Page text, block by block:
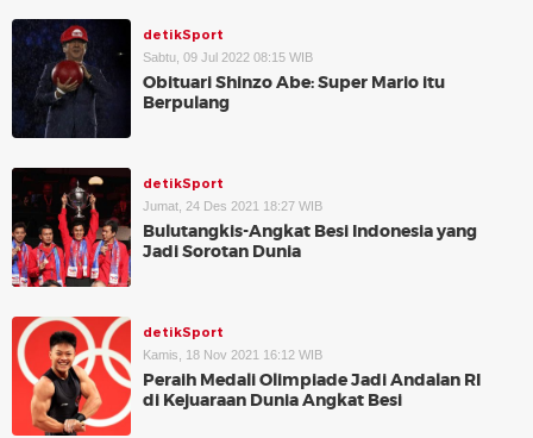
detikSport
Sabtu, 09 Jul 2022 08:15 WIB
Obituari Shinzo Abe: Super Mario itu
Berpulang
detikSport
Jumat, 24 Des 2021 18:27 WIB
Bulutangkis-Angkat Besi Indonesia yang
Jadi Sorotan Dunia
detikSport
Kamis, 18 Nov 2021 16:12 WIB
Peraih Medali Olimpiade Jadi Andalan RI
di Kejuaraan Dunia Angkat Besi